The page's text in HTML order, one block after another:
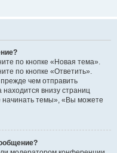
по кнопке «Новая тема».
по кнопке «Ответить».
чем отправить
внизу страниц
темы», «Вы можете